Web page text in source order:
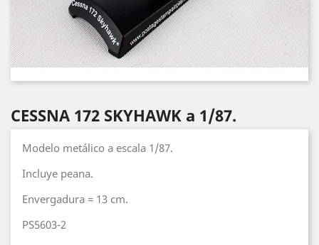
CESSNA 172 SKYHAWK a 1/87.
Modelo metálico a escala 1/87.
Incluye peana.
Envergadura = 13 cm.
PS5603-2